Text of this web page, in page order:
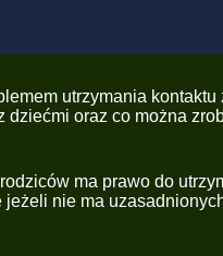
utrzymania
oraz co można
ma prawo do
nie ma